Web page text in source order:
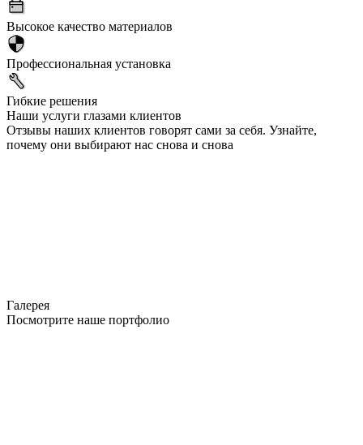
Высокое качество материалов
Профессиональная установка
Гибкие решения
Наши услуги глазами клиентов
Отзывы наших клиентов говорят сами за себя. Узнайте,
почему они выбирают нас снова и снова
Галерея
Посмотрите наше портфолио